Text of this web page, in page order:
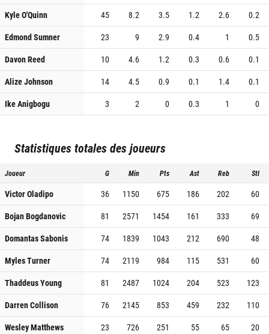
Kyle O'Quinn
45 8.2 3.5 1.2 2.6
0.2
Edmond Sumner
23 9 2.9 0.4 1
0.5
Davon Reed
10 4.6 1.2 0.3 0.6
0.1
Alize Johnson
14 4.5 0.9 0.1 1.4
0.1
Ike Anigbogu
3 2 0 0.3 1 0
Statistiques totales des joueurs
Joueur G Min Pts Ast Reb Stl
Victor Oladipo 36 1150 675 186 202
60
Bojan Bogdanovic
81 2571 1454 161 333
69
Domantas Sabonis
74 1839 1043 212 690
48
Myles Turner
74 2119 984 115 531
60
Thaddeus Young
81 2487 1024 204 523
123
Darren Collison
76 2145 853 459 232
110
Wesley Matthews
23 726 251 55 65
20